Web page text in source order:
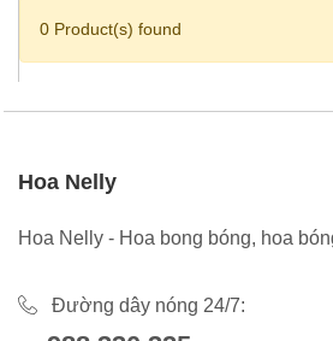
0 Product(s) found
Hoa Nelly
Hoa Nelly - Hoa bong bóng, hoa
Đường dây nóng 24/7: